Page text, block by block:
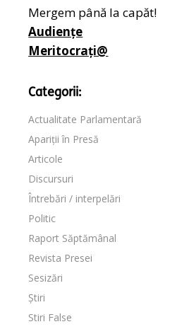
Mergem până la capăt!
Audiențe
Meritocrați@
Categorii:
Actualitate Parlamentară
Apariții în Presă
Articole
Discursuri
Întrebări / interpelări
Politic
Raport Săptămânal
Revista Presei
Sesizări
Știri
Stiri False